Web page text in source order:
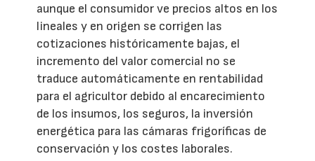
aunque el consumidor ve precios altos en los
lineales y en origen se corrigen las
cotizaciones históricamente bajas, el
incremento del valor comercial no se
traduce automáticamente en rentabilidad
para el agricultor debido al encarecimiento
de los insumos, los seguros, la inversión
energética para las cámaras frigoríficas de
conservación y los costes laborales.